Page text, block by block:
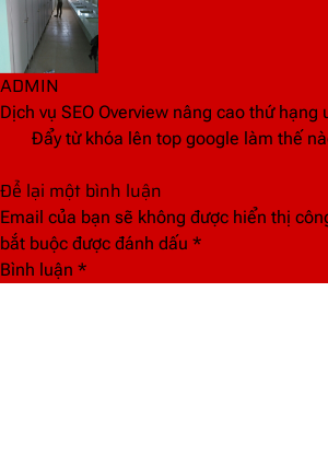
ADMIN
Dịch vụ SEO Overview nâng cao thứ
Đẩy từ khóa lên top google làm thế
Để lại một bình luận
Email của bạn sẽ không được hiển thị
bắt buộc được đánh dấu *
Bình luận *